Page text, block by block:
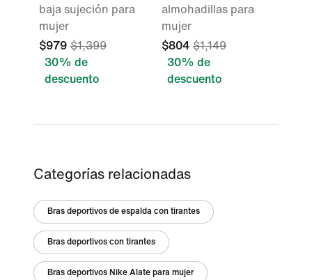
baja sujeción para
mujer
$979 $1,399
30% de
descuento
almohadillas para
mujer
$804 $1,149
30% de
descuento
Categorías relacionadas
Bras deportivos de espalda con tirantes
Bras deportivos con tirantes
Bras deportivos Nike Alate para mujer